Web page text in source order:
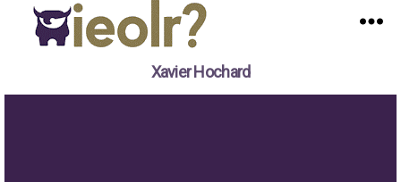
où
Xavier Hochard